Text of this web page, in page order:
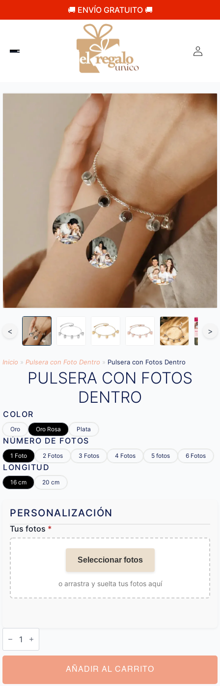
🚚 ENVÍO GRATUITO 🚚
< >
Inicio » Pulsera con Foto Dentro » Pulsera con Fotos Dentro
PULSERA CON FOTOS
DENTRO
COLOR
Oro Oro Rosa Plata
NÚMERO DE FOTOS
1 Foto 2 Fotos 3 Fotos 4 Fotos 5 fotos 6 Fotos
LONGITUD
16 cm 20 cm
PERSONALIZACIÓN
Tus fotos *
Seleccionar fotos
o arrastra y suelta tus fotos aquí
Pulsera
con
Fotos
Dentro
AÑADIR AL CARRITO